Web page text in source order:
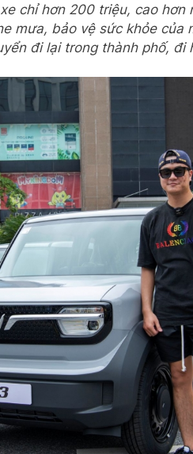
xe chỉ hơn 200 triệu, cao
mưa, bảo vệ sức khỏe của
đi lại trong thành phố, đi